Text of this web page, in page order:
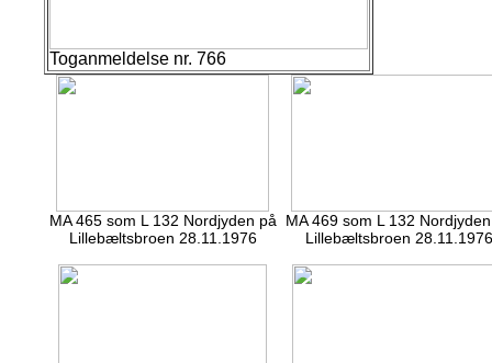
Toganmeldelse nr. 766
MA 465 som L 132 Nordjyden på
Lillebæltsbroen 28.11.1976
MA 469 som L 132
Lillebæltsbroen 28.11.1976